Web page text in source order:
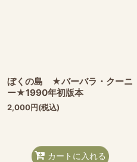
ぼくの島 ★バーバラ・クーニ
ー★1990年初版本
2,000円(税込)
カートに入れる